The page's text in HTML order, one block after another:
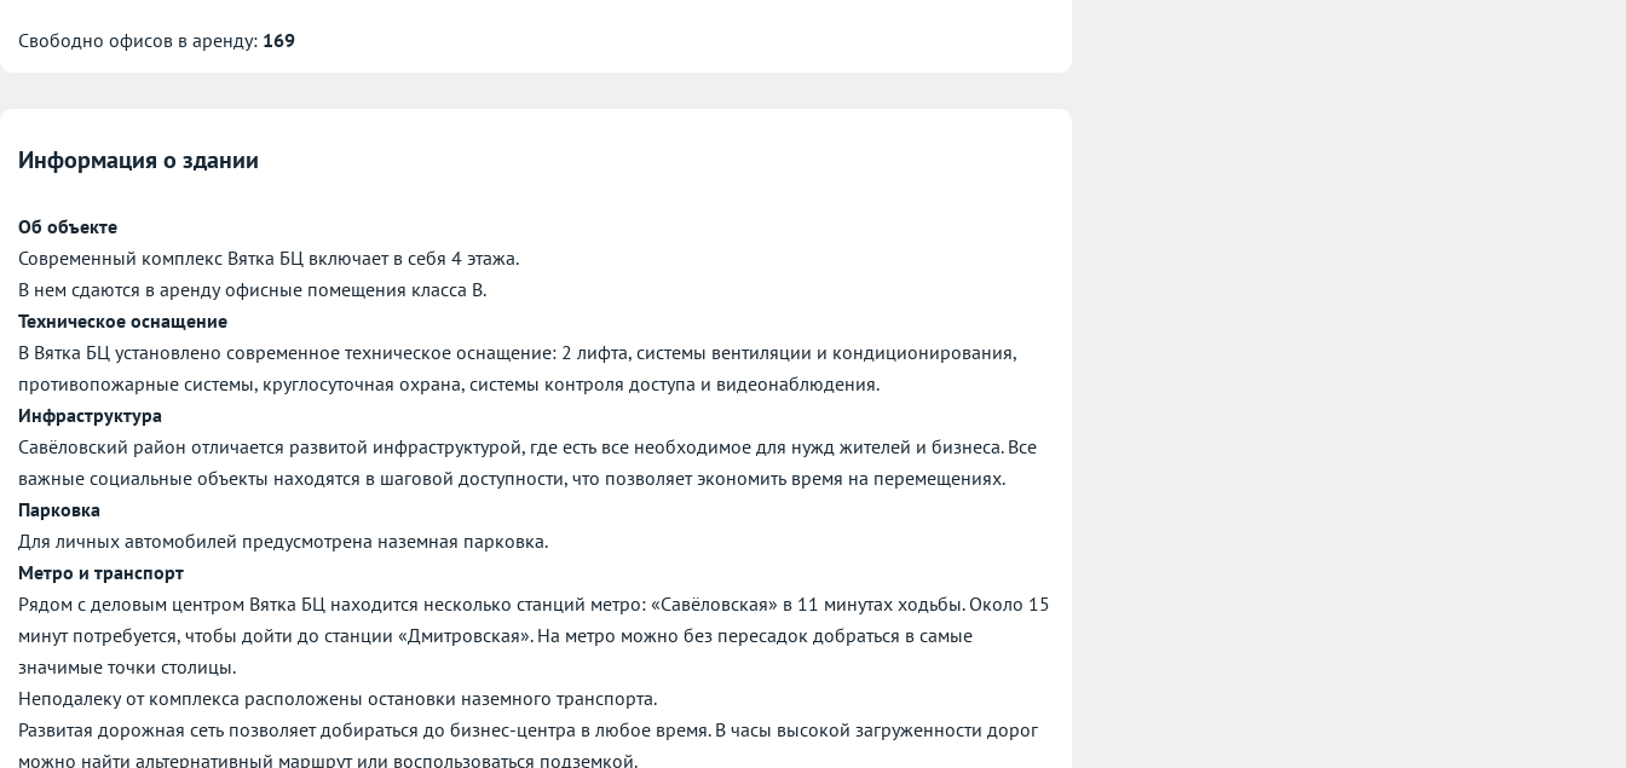
Свободно офисов в аренду: 169
Информация о здании
Об объекте
Современный комплекс Вятка БЦ включает в себя 4 этажа.
В нем сдаются в аренду офисные помещения класса B.
Техническое оснащение
В Вятка БЦ установлено современное техническое оснащение: 2 лифта, системы вентиляции и кондиционирования,
противопожарные системы, круглосуточная охрана, системы контроля доступа и видеонаблюдения.
Инфраструктура
Савёловский район отличается развитой инфраструктурой, где есть все необходимое для нужд жителей и бизнеса. Все
важные социальные объекты находятся в шаговой доступности, что позволяет экономить время на перемещениях.
Парковка
Для личных автомобилей предусмотрена наземная парковка.
Метро и транспорт
Рядом с деловым центром Вятка БЦ находится несколько станций метро: «Савёловская» в 11 минутах ходьбы. Около 15
минут потребуется, чтобы дойти до станции «Дмитровская». На метро можно без пересадок добраться в самые
значимые точки столицы.
Неподалеку от комплекса расположены остановки наземного транспорта.
Развитая дорожная сеть позволяет добираться до бизнес-центра в любое время. В часы высокой загруженности дорог
можно найти альтернативный маршрут или воспользоваться подземкой.